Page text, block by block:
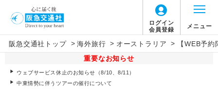
ログイン
会員登録
メニュー
阪急交通社トップ > 海外旅行 > オーストラリア >
【WEB予
重要なお知らせ
ウェブサービス休止のお知らせ（8/10、8/11）
中東情勢に伴うツアーの催行について